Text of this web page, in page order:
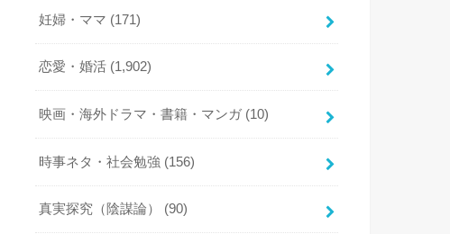
妊婦・ママ (171)
恋愛・婚活 (1,902)
映画・海外ドラマ・書籍・マンガ (10)
時事ネタ・社会勉強 (156)
真実探究（陰謀論） (90)